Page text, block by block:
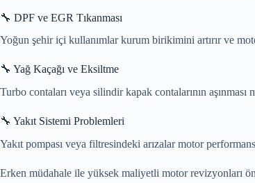
🔧 DPF ve EGR Tıkanması
Yoğun şehir içi kullanımlar kurum birikimini artırır ve
🔧 Yağ Kaçağı ve Eksiltme
Turbo contaları veya silindir kapak contalarının
🔧 Yakıt Sistemi Problemleri
Yakıt pompası veya filtresindeki arızalar motor
Erken müdahale ile yüksek maliyetli motor revizyonları